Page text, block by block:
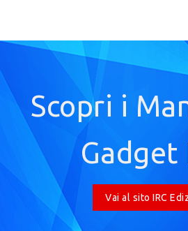
Scopri i
Gadget
Vai al sito IRC